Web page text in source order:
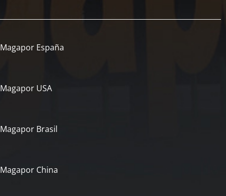
Magapor España
Magapor USA
Magapor Brasil
Magapor China